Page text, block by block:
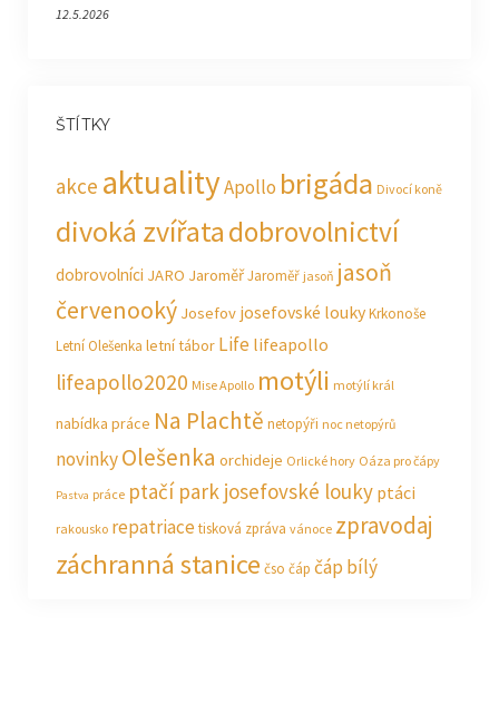
12.5.2026
ŠTÍTKY
akce aktualityApollo brigáda Divocí koně
divoká zvířatadobrovolnictví
dobrovolníci JARO JaroměřJaroměř jasoň jasoň
červenooký Josefov josefovské loukyKrkonoše
Letní Olešenka letní tábor Life lifeapollo
lifeapollo2020 Mise Apollo motýli motýlí král
nabídka práce Na Plachtě netopýři noc netopýrů
novinkyOlešenka orchideje Orlické hory Oáza pro čápy
Pastva práce ptačí park josefovské louky ptáci
rakousko repatriacetisková zpráva vánoce zpravodaj
záchranná stanice čso čáp čáp bílý